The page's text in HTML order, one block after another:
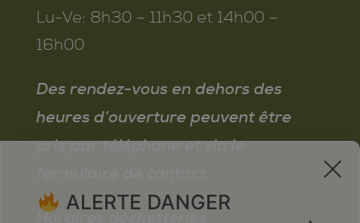
Lu-Ve: 8h30 – 11h30 et 14h00 –
16h00
Des rendez-vous en dehors des
heures d’ouverture peuvent être
pris par téléphone et via le
Horaires déchetteries
x
ALERTE DANGER